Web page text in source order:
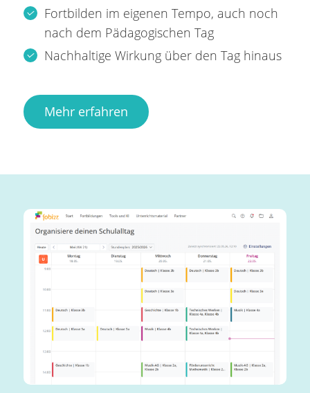
Fortbilden im eigenen Tempo, auch noch
nach dem Pädagogischen Tag
Nachhaltige Wirkung über den Tag hinaus
Mehr erfahren